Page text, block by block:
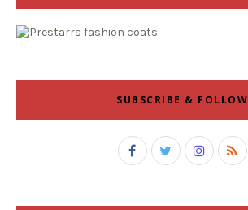
SUBSCRIBE & FOLLOW